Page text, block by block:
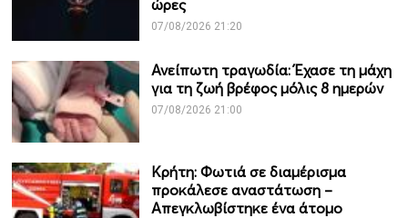
ώρες
07/08/2026 21:20
Ανείπωτη τραγωδία: Έχασε τη μάχη
για τη ζωή βρέφος μόλις 8 ημερών
07/08/2026 21:00
Κρήτη: Φωτιά σε διαμέρισμα
προκάλεσε αναστάτωση –
Απεγκλωβίστηκε ένα άτομο